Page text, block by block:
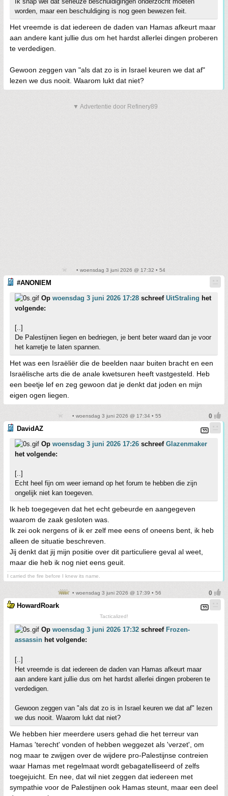
worden, maar een beschuldiging is nog geen bewezen feit.
Het vreemde is dat iedereen de daden van Hamas afkeurt maar
aan andere kant jullie dus om het hardst allerlei dingen proberen
te verdedigen.
Gewoon zeggen van "als dat zo is in Israel keuren we dat af"
lezen we dus nooit. Waarom lukt dat niet?
▼ Advertentie door Refinery89
• woensdag 3 juni 2026 @ 17:32 • 54
#ANONIEM
Op woensdag 3 juni 2026 17:28 schreef UitStraling het
volgende:
[..]
De Palestijnen liegen en bedriegen, je bent beter waard dan je voor
het karretje te laten spannen.
Het was een Israëliër die de beelden naar buiten bracht en een
Israëlische arts die de anale kwetsuren heeft vastgesteld. Heb
een beetje lef en zeg gewoon dat je denkt dat joden en mijn
eigen ogen liegen.
• woensdag 3 juni 2026 @ 17:34 • 55
DavidAZ
Op woensdag 3 juni 2026 17:26 schreef Glazenmaker
het volgende:
[..]
Echt heel fijn om weer iemand op het forum te hebben die zijn
ongelijk niet kan toegeven.
Ik heb toegegeven dat het echt gebeurde en aangegeven
waarom de zaak gesloten was.
Ik zei ook nergens of ik er zelf mee eens of oneens bent, ik heb
alleen de situatie beschreven.
Jij denkt dat jij mijn positie over dit particuliere geval al weet,
maar die heb ik nog niet eens geuit.
I carried the fire before I knew its name.
• woensdag 3 juni 2026 @ 17:39 • 56
HowardRoark
Tacticalized!
Op woensdag 3 juni 2026 17:32 schreef Frozen-
assassin het volgende:
[..]
Het vreemde is dat iedereen de daden van Hamas afkeurt maar
aan andere kant jullie dus om het hardst allerlei dingen proberen te
verdedigen.
Gewoon zeggen van "als dat zo is in Israel keuren we dat af" lezen
we dus nooit. Waarom lukt dat niet?
We hebben hier meerdere users gehad die het terreur van
Hamas 'terecht' vonden of hebben weggezet als 'verzet', om
nog maar te zwijgen over de wijdere pro-Palestijnse contreien
waar Hamas met regelmaat wordt gebagatelliseerd of zelfs
toegejuicht. En nee, dat wil niet zeggen dat iedereen met
sympathie voor de Palestijnen ook Hamas steunt, maar een deel